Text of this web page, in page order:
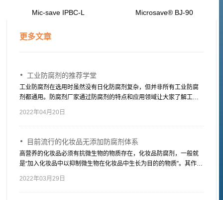
Mic-save IPBC-L Microsave® BJ-90
更多文章
工业防腐剂的推荐学堂
工业防腐剂在选用时虽然没有日化防腐剂复杂，但并非所有工业防腐
剂都通用。防腐剂厂家通过防腐剂的特点和应用领域让大家了解工业
防腐剂有哪些，适用于哪些产品。
2022年04月20日
目前流行的化妆品无添加防腐剂体系
高营养的化妆品必须有抗微生物的物质存在，化妆品防腐剂，一般就
是“加入化妆品中以抑制微生物在化妆品中生长为目的的物质”。其作用
是防止化妆品在生产、使用及保质期内发生腐败变质，损害消费者的
2022年03月29日